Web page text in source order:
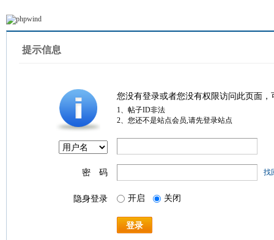
提示信息
您没有登录或者您没有权限访问此页面
1、帖子ID非法
2、您还不是站点会员,请先登录站点
密 码 找
隐身登录 开启 关闭
登录